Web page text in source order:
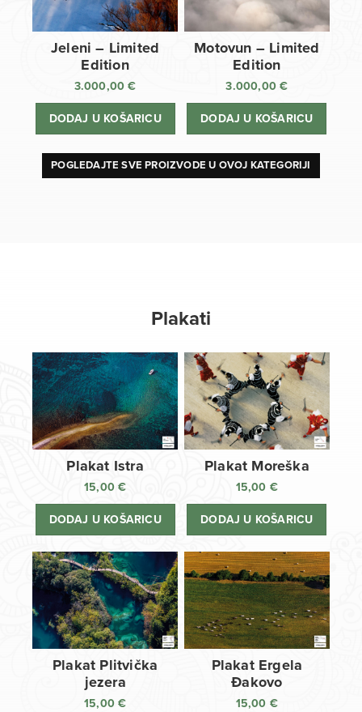
Jeleni – Limited
Edition
3.000,00€
DODAJ U KOŠARICU
Motovun – Limited
Edition
3.000,00€
DODAJ U KOŠARICU
POGLEDAJTE SVE PROIZVODE U OVOJ KATEGORIJI
Plakati
Plakat Istra
15,00€
DODAJ U KOŠARICU
Plakat Moreška
15,00 €
DODAJ U KOŠARICU
Plakat Plitvička
jezera
15,00€
Plakat Ergela
Đakovo
15,00 €